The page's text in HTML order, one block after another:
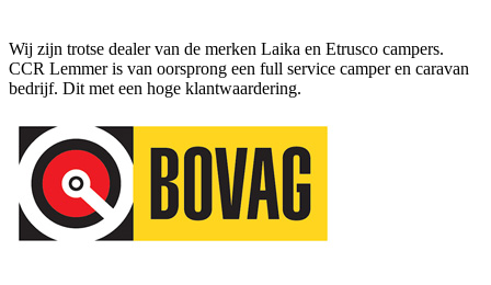
Wij zijn trotse dealer van de merken Laika en Etrusco campers.
CCR Lemmer is van oorsprong een full service camper en caravan
bedrijf. Dit met een hoge klantwaardering.